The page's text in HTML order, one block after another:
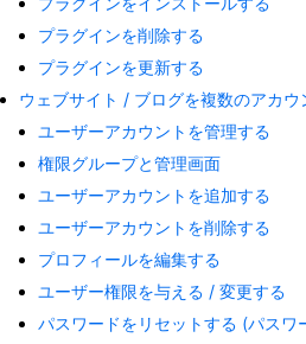
プラグインを削除する
プラグインを更新する
ウェブサイト / ブログを複数のアカウ
ユーザーアカウントを管理する
権限グループと管理画面
ユーザーアカウントを追加する
ユーザーアカウントを削除する
プロフィールを編集する
ユーザー権限を与える / 変更する
パスワードをリセットする (パスワ